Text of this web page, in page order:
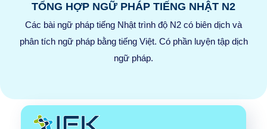
TỔNG HỢP NGỮ PHÁP TIẾNG NHẬT N2
Các bài ngữ pháp tiếng Nhật trình độ N2 có biên dịch và
phân tích ngữ pháp bằng tiếng Việt. Có phần luyện tập dịch
ngữ pháp.